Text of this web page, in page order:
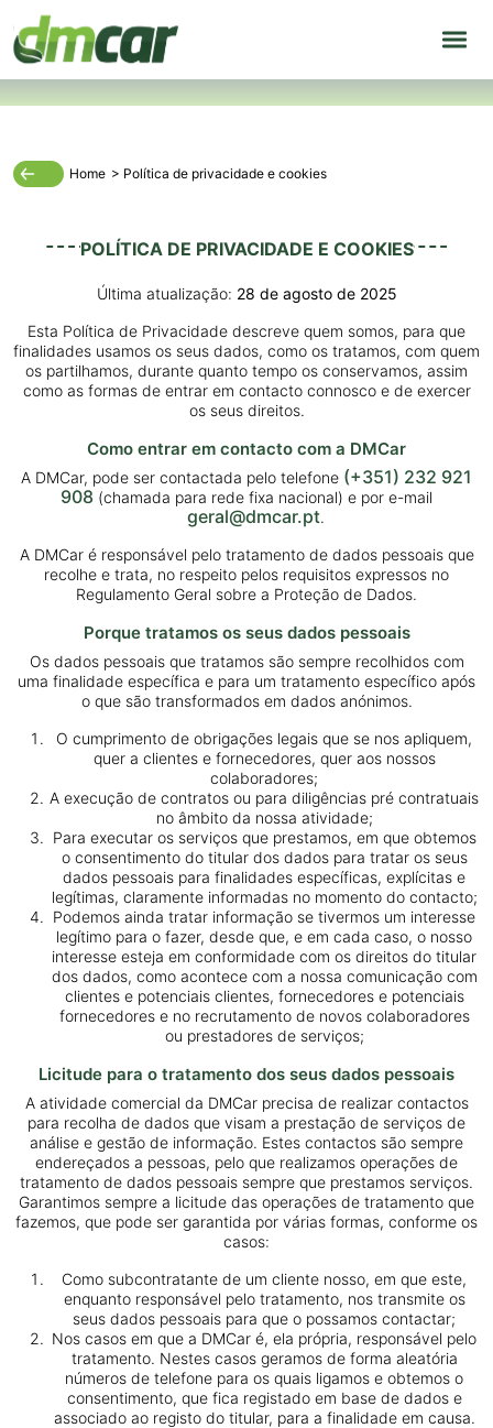
Home > Política de privacidade e cookies
POLÍTICA DE PRIVACIDADE E COOKIES
Última atualização: 28 de agosto de 2025
Esta Política de Privacidade descreve quem somos, para que
finalidades usamos os seus dados, como os tratamos, com quem
os partilhamos, durante quanto tempo os conservamos, assim
como as formas de entrar em contacto connosco e de exercer
os seus direitos.
Como entrar em contacto com a DMCar
A DMCar, pode ser contactada pelo telefone (+351) 232 921
908 (chamada para rede fixa nacional) e por e-mail
geral@dmcar.pt.
A DMCar é responsável pelo tratamento de dados pessoais que
recolhe e trata, no respeito pelos requisitos expressos no
Regulamento Geral sobre a Proteção de Dados.
Porque tratamos os seus dados pessoais
Os dados pessoais que tratamos são sempre recolhidos com
uma finalidade específica e para um tratamento específico após
o que são transformados em dados anónimos.
O cumprimento de obrigações legais que se nos apliquem,
quer a clientes e fornecedores, quer aos nossos
colaboradores;
A execução de contratos ou para diligências pré contratuais
no âmbito da nossa atividade;
Para executar os serviços que prestamos, em que obtemos
o consentimento do titular dos dados para tratar os seus
dados pessoais para finalidades específicas, explícitas e
legítimas, claramente informadas no momento do contacto;
Podemos ainda tratar informação se tivermos um interesse
legítimo para o fazer, desde que, e em cada caso, o nosso
interesse esteja em conformidade com os direitos do titular
dos dados, como acontece com a nossa comunicação com
clientes e potenciais clientes, fornecedores e potenciais
fornecedores e no recrutamento de novos colaboradores
ou prestadores de serviços;
Licitude para o tratamento dos seus dados pessoais
A atividade comercial da DMCar precisa de realizar contactos
para recolha de dados que visam a prestação de serviços de
análise e gestão de informação. Estes contactos são sempre
endereçados a pessoas, pelo que realizamos operações de
tratamento de dados pessoais sempre que prestamos serviços.
Garantimos sempre a licitude das operações de tratamento que
fazemos, que pode ser garantida por várias formas, conforme os
casos:
Como subcontratante de um cliente nosso, em que este,
enquanto responsável pelo tratamento, nos transmite os
seus dados pessoais para que o possamos contactar;
Nos casos em que a DMCar é, ela própria, responsável pelo
tratamento. Nestes casos geramos de forma aleatória
números de telefone para os quais ligamos e obtemos o
consentimento, que fica registado em base de dados e
associado ao registo do titular, para a finalidade em causa.